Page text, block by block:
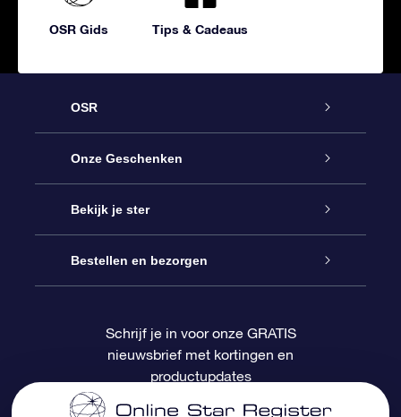
OSR Gids Tips & Cadeaus
OSR
Service
Contact
Blog
OSR Recensies
Onze Geschenken
Online Star Gift
OSR Cadeaupakket
OSR Cadeaukaart
Relatiegeschenken
Bekijk je ster
Sterrenregister
Gepersonaliseerde sterrenpagina
One Million Stars
Bestellen en bezorgen
Betalingsinformatie
Verzendinformatie
Schrijf je in voor onze GRATIS
nieuwsbrief met kortingen en
productupdates